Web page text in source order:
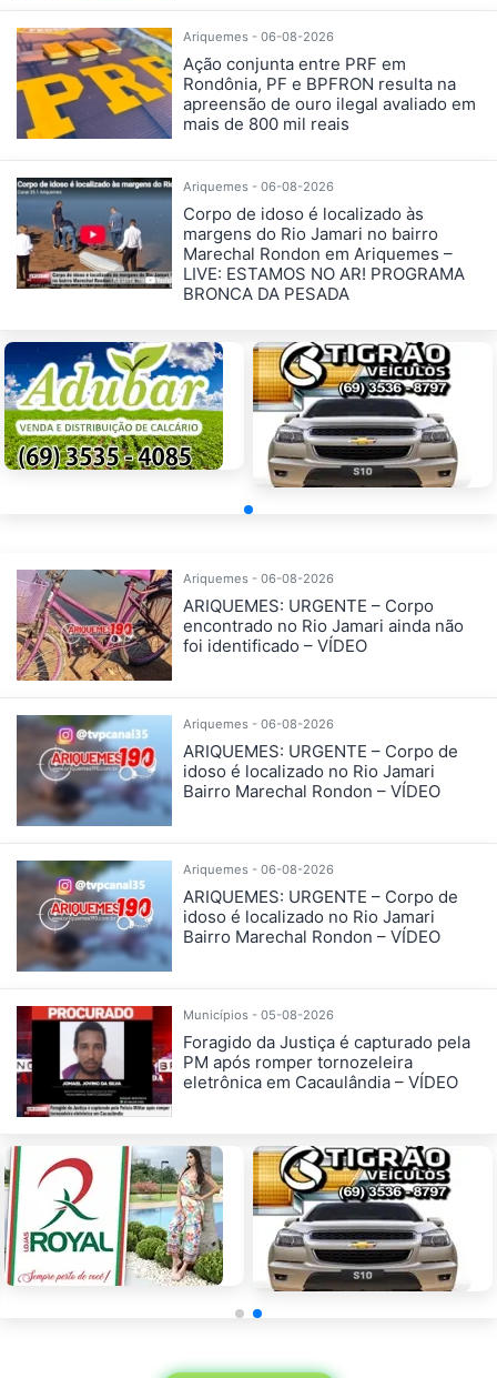
Ariquemes - 06-08-2026
Ação conjunta entre PRF em
Rondônia, PF e BPFRON resulta na
apreensão de ouro ilegal avaliado em
mais de 800 mil reais
Ariquemes - 06-08-2026
Corpo de idoso é localizado às
margens do Rio Jamari no bairro
Marechal Rondon em Ariquemes –
LIVE: ESTAMOS NO AR! PROGRAMA
BRONCA DA PESADA
Ariquemes - 06-08-2026
ARIQUEMES: URGENTE – Corpo
encontrado no Rio Jamari ainda não
foi identificado – VÍDEO
Ariquemes - 06-08-2026
ARIQUEMES: URGENTE – Corpo de
idoso é localizado no Rio Jamari
Bairro Marechal Rondon – VÍDEO
Ariquemes - 06-08-2026
ARIQUEMES: URGENTE – Corpo de
idoso é localizado no Rio Jamari
Bairro Marechal Rondon – VÍDEO
Municípios - 05-08-2026
Foragido da Justiça é capturado pela
PM após romper tornozeleira
eletrônica em Cacaulândia – VÍDEO